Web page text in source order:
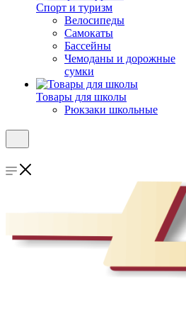
Спорт и туризм
Велосипеды
Самокаты
Бассейны
Чемоданы и дорожные
сумки
Товары для школы
Рюкзаки школьные